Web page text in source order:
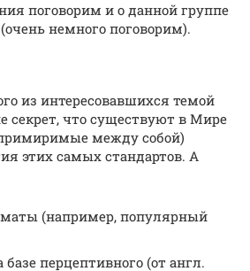
поговорим и о данной группе
немного поговорим).
из интересовавшихся темой
секрет, что существуют в Мире
между собой)
этих самых стандартов. А
(например, популярный
перцептивного (от англ.